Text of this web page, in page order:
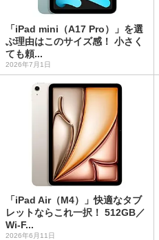
「iPad mini（A17 Pro）」を選
ぶ理由はこのサイズ感！ 小さく
ても頼...
2026年7月1日
「iPad Air（M4）」快適なタブ
レットならこれ一択！ 512GB／
Wi-F...
2026年6月11日